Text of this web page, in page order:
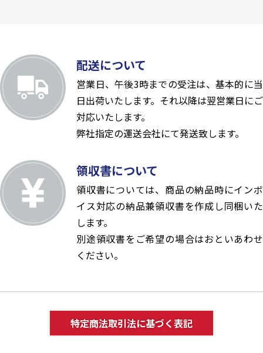
配送について
営業日、午後3時までの受注は、基本的に当
日出荷いたします。それ以降は翌営業日にご
対応いたします。
弊社指定の運送会社にて発送致します。
領収書について
領収書については、商品の納品時にインボ
イス対応の納品兼領収書を作成し同梱いた
します。
別途領収書をご希望の場合はおといあわせ
ください。
特定商法取引法に基づく表記